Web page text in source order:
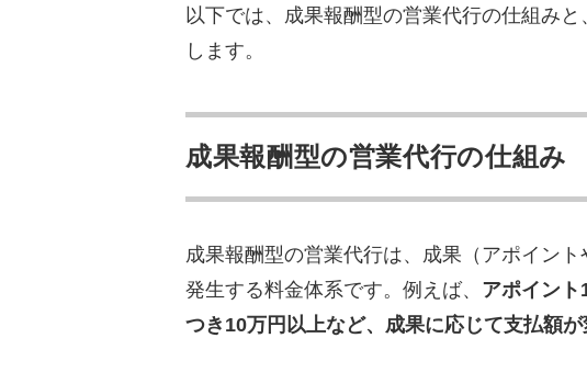
合同会社ドリームアップ｜精密なタ
の高いアポイントを獲得
株式会社完全成果報酬｜BtoC向け営
株式会社リノアーク｜責任者クラス
株式会社セールスジャパン｜ベンチ
株式会社コミットメント｜低価格で
ルーツアルファ株式会社｜BtoBと
以下では、成果報酬型の営業代行の仕組み
します。
成果報酬型の営業代行の仕組み
成果報酬型の営業代行は、成果（アポイン
発生する料金体系です。例えば、 アポイント
つき10万円以上など、成果に応じて支払額が